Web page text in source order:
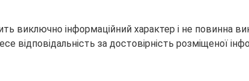
виключно інформаційний характер і не повинна
відповідальність за достовірність розміщеної